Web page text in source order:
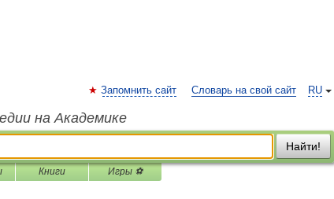
RU
Запомнить сайт Словарь на свой сайт
на Академике
Найти!
Книги Игры ⚽